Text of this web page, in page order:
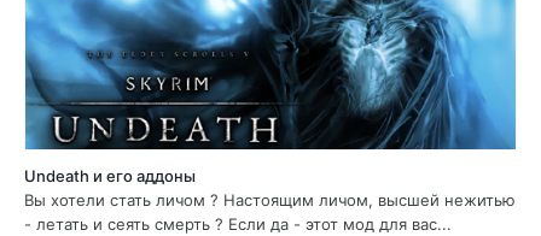
Undeath и его аддоны
Вы хотели стать личом ? Настоящим личом, высшей нежитью
- летать и сеять смерть ? Если да - этот мод для вас...